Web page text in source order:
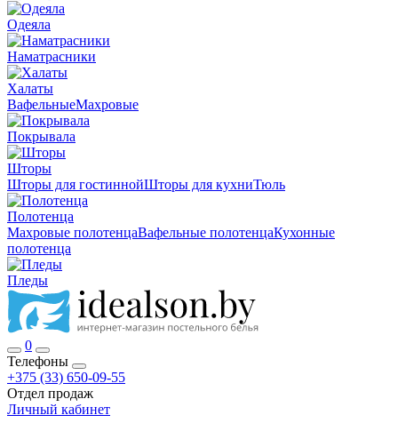
Одеяла
Наматрасники
Халаты
ВафельныеМахровые
Покрывала
Шторы
Шторы для гостиннойШторы для кухниТюль
Полотенца
Махровые полотенцаВафельные полотенцаКухонные
полотенца
Пледы
0
Телефоны
+375 (33) 650-09-55
Отдел продаж
Личный кабинет